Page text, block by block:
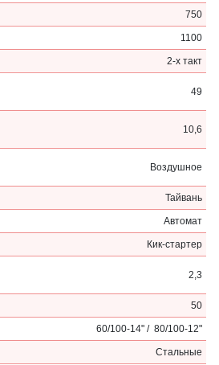
750
1100
2-х такт
49
10,6
Воздушное
Тайвань
Автомат
Кик-стартер
2,3
50
60/100-14" / 80/100-12"
Стальные